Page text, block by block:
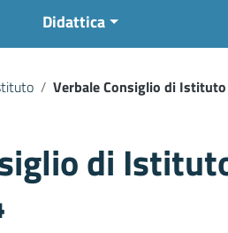
Didattica
/ Verbale Consiglio di
di